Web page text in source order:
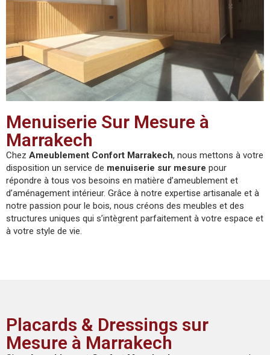
Menuiserie Sur Mesure à
Marrakech
Chez Ameublement Confort Marrakech, nous mettons à votre
disposition un service de menuiserie sur mesure pour
répondre à tous vos besoins en matière d’ameublement et
d’aménagement intérieur. Grâce à notre expertise artisanale et à
notre passion pour le bois, nous créons des meubles et des
structures uniques qui s’intègrent parfaitement à votre espace et
à votre style de vie.
Placards & Dressings sur
Mesure à Marrakech